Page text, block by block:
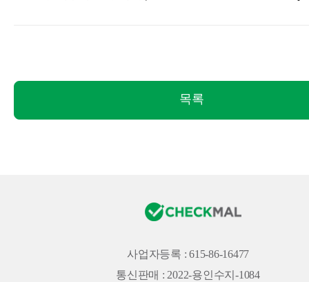
목록
사업자등록 : 615-86-16477
통신판매 : 2022-용인수지-1084